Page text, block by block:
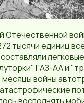
Отечественной
тысячи единиц
ГАЗ-АА и
войны
восполнять